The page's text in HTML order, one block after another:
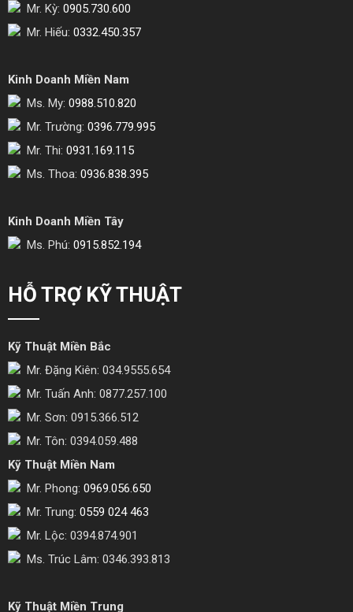
Mr. Kỳ: 0905.730.600
Mr. Hiếu: 0332.450.357
Kinh Doanh Miền Nam
Ms. My: 0988.510.820
Mr. Trường: 0396.779.995
Mr. Thi: 0931.169.115
Ms. Thoa: 0936.838.395
Kinh Doanh Miền Tây
Ms. Phú: 0915.852.194
HỖ TRỢ KỸ THUẬT
Kỹ Thuật Miền Bắc
Mr. Đặng Kiên: 034.9555.654
Mr. Tuấn Anh: 0877.257.100
Mr. Sơn: 0915.366.512
Mr. Tôn: 0394.059.488
Kỹ Thuật Miền Nam
Mr. Phong: 0969.056.650
Mr. Trung: 0559 024 463
Mr. Lộc: 0394.874.901
Ms. Trúc Lâm: 0346.393.813
Kỹ Thuật Miền Trung